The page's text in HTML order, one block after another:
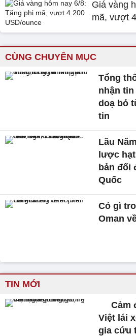
Giá vàng
mã, vượt
CÙNG CHUYÊN MỤC
Tổng
nhận
doạ bỏ
tin
Lầu
lược
bản đối
Quốc
Có gì
Oman
TIN MỚI
Cảm
Việt lái
gia cứu